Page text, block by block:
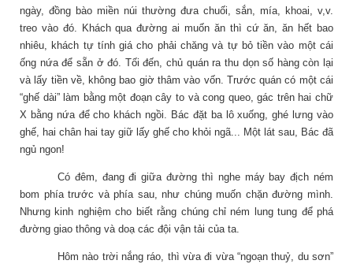
ngày, đồng bào miền núi thường đưa chuối, sắn, mía, khoai, v,v.
treo vào đó. Khách qua đường ai muốn ăn thì cứ ăn, ăn hết bao
nhiêu, khách tự tính giá cho phải chăng và tự bỏ tiền vào một cái
ống nứa để sẵn ở đó. Tối đến, chủ quán ra thu dọn số hàng còn lại
và lấy tiền về, không bao giờ thâm vào vốn. Trước quán có một cái
“ghế dài” làm bằng một đoạn cây to và cong queo, gác trên hai chữ
X bằng nứa để cho khách ngồi. Bác đặt ba lô xuống, ghé lưng vào
ghế, hai chân hai tay giữ lấy ghế cho khỏi ngã... Một lát sau, Bác đã
ngủ ngon!
Có đêm, đang đi giữa đường thì nghe máy bay địch ném
bom phía trước và phía sau, như chúng muốn chặn đường mình.
Nhưng kinh nghiệm cho biết rằng chúng chỉ ném lung tung để phá
đường giao thông và doạ các đội vận tải của ta.
Hôm nào trời nắng ráo, thì vừa đi vừa “ngoạn thuỷ, du sơn”